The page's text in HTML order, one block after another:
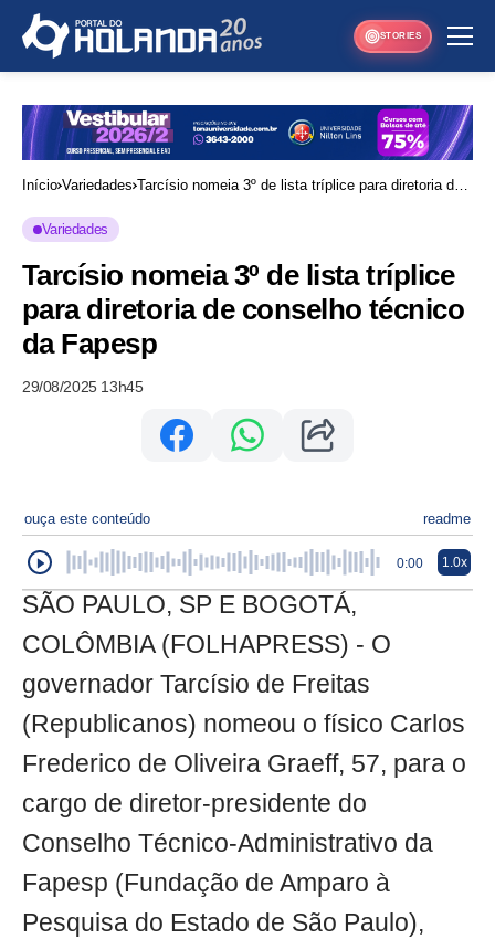
STORIES
Início Variedades Tarcísio nomeia 3º de lista tríplice para diretoria de
Variedades
Tarcísio nomeia 3º de lista tríplice
para diretoria de conselho técnico
da Fapesp
29/08/2025 13h45
ouça este conteúdo readme
0:00 1.0x
SÃO PAULO, SP E BOGOTÁ,
COLÔMBIA (FOLHAPRESS) - O
governador Tarcísio de Freitas
(Republicanos) nomeou o físico Carlos
Frederico de Oliveira Graeff, 57, para o
cargo de diretor-presidente do
Conselho Técnico-Administrativo da
Fapesp (Fundação de Amparo à
Pesquisa do Estado de São Paulo),